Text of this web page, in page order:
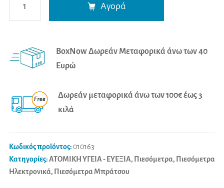
μπράτσου
Comfort
Αγορά
r
t
:
BoxNow Δωρεάν Μεταφορικά άνω των 40
Ευρώ
Δωρεάν μεταφορικά άνω των 100€ έως 3
κιλά
Κωδικός προϊόντος:010163
Κατηγορίες:ΑΤΟΜΙΚΗ ΥΓΕΙΑ - ΕΥΕΞΙΑ, Πιεσόμετρα, Πιεσόμετρα
Ηλεκτρονικά, Πιεσόμετρα Μπράτσου